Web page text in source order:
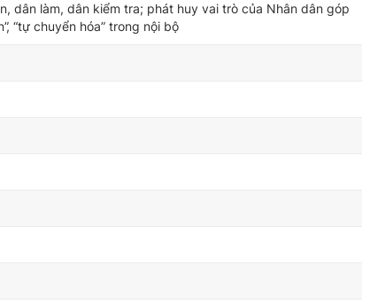
dân làm, dân kiểm tra; phát huy vai trò của Nhân dân góp
“tự chuyển hóa” trong nội bộ